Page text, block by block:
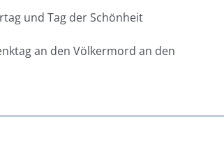
und Tag der Schönheit
an den Völkermord an den